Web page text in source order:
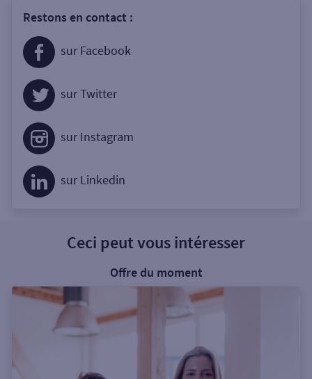
Restons en contact :
sur Facebook
sur Twitter
sur Instagram
sur Linkedin
Ceci peut vous intéresser
Offre du moment